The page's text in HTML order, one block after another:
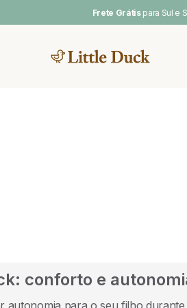
Frete Grátispara Sul e
conforto e
para o seu filho